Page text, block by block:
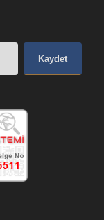
Kaydet